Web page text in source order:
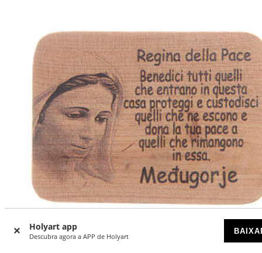
Holyart app
Descubra agora a APP de Holyart